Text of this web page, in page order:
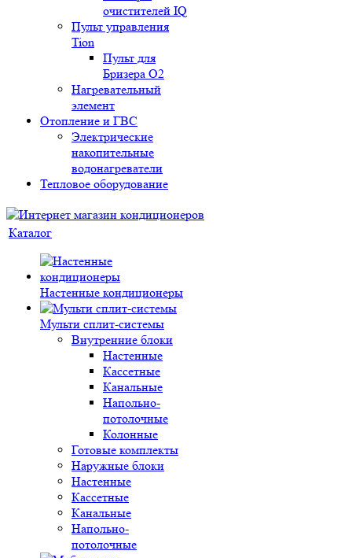
очистителей IQ
Пульт управления
Tion
Пульт для
Бризера O2
Нагревательный
элемент
Отопление и ГВС
Электрические
накопительные
водонагреватели
Тепловое оборудование
Каталог
Настенные кондиционеры
Мульти сплит-системы
Внутренние блоки
Настенные
Кассетные
Канальные
Напольно-
потолочные
Колонные
Готовые комплекты
Наружные блоки
Настенные
Кассетные
Канальные
Напольно-
потолочные